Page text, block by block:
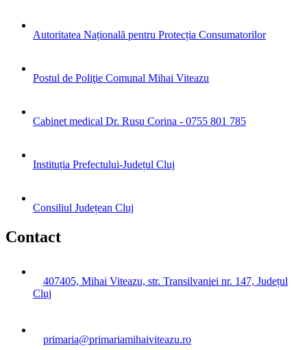
Autoritatea Națională pentru Protecția Consumatorilor
Postul de Poliţie Comunal Mihai Viteazu
Cabinet medical Dr. Rusu Corina - 0755 801 785
Instituția Prefectului-Județul Cluj
Consiliul Județean Cluj
Contact
407405, Mihai Viteazu, str. Transilvaniei nr. 147, Județul
Cluj
primaria@primariamihaiviteazu.ro